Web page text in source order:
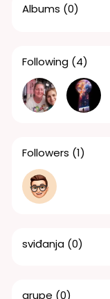
Albums (0)
Following (4)
Followers (1)
sviđanja (0)
grupe (0)